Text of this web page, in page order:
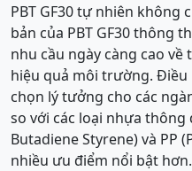
PBT GF30 tự nhiên không
bản của PBT GF30 thông
nhu cầu ngày càng cao
hiệu quả môi trường.
chọn lý tưởng cho các
so với các loại nhựa
Butadiene Styrene) và PP
nhiều ưu điểm nổi bật hơn.